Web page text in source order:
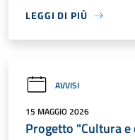
LEGGI DI PIÙ
AVVISI
15 MAGGIO 2026
Progetto "Cultura